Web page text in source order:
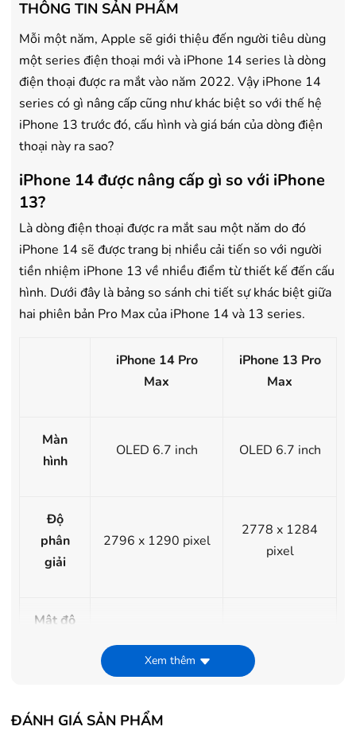
mua Máy lọc Không khí
- Cam kết hàng mới 100%.
- Lắp đặt, HDSD tại nhà nội thành
Hà Nội, Hồ Chí Minh
- Vận chuyển Toàn Quốc.
- Bảo hành 24 tháng chính hãng
- Cam kết hàng mới
- Lắp đặt, HDSD tại nhà
Hà Nội, Hồ Chí Minh
- Vận chuyển Toàn Quốc.
- Bảo hành 36 tháng
THÔNG TIN SẢN PHẨM
Mỗi một năm, Apple sẽ giới thiệu đến người tiêu dùng
một series điện thoại mới và iPhone 14 series là dòng
điện thoại được ra mắt vào năm 2022. Vậy iPhone 14
series có gì nâng cấp cũng như khác biệt so với thế hệ
iPhone 13 trước đó, cấu hình và giá bán của dòng điện
thoại này ra sao?
iPhone 14 được nâng cấp gì so với iPhone
13?
Là dòng điện thoại được ra mắt sau một năm do đó
iPhone 14 sẽ được trang bị nhiều cải tiến so với người
tiền nhiệm iPhone 13 về nhiều điểm từ thiết kế đến cấu
hình. Dưới đây là bảng so sánh chi tiết sự khác biệt giữa
hai phiên bản Pro Max của iPhone 14 và 13 series.
iPhone 14 Pro
Max
iPhone 13 Pro
Max
Màn
hình
OLED 6.7 inch OLED 6.7 inch
Độ
phân
giải
2796 x 1290 pixel
2778 x 1284
pixel
Mật độ
460 PPI
Tần số
120Hz
Xem thêm
ĐÁNH GIÁ SẢN PHẨM